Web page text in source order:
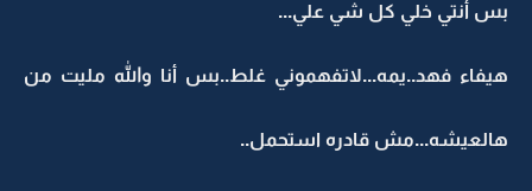
بس أنتي خلي كل شي علي...
هيفاء فهد..يمه...لاتفهموني غلط..بس أنا والله مليت من
هالعيشه...مش قادره استحمل..